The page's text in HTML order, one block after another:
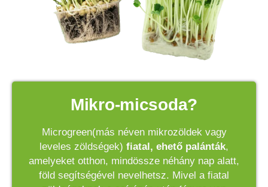
Mikro-micsoda?
Microgreen(más néven mikrozöldek vagy
leveles zöldségek) fiatal, ehető palánták,
amelyeket otthon, mindössze néhány nap alatt,
föld segítségével nevelhetsz. Mivel a fiatal